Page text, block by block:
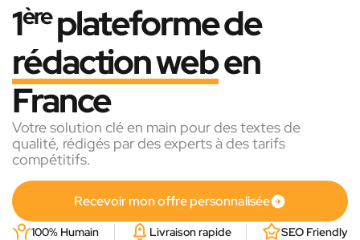
1èreplateforme de
rédaction weben
France
Votre solution clé en main pour des textes de
qualité, rédigés par des experts à des tarifs
compétitifs.
Recevoir mon offre personnalisée
100% Humain Livraison rapide SEO Friendly